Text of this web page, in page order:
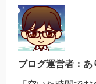
ブログ運営者：あ